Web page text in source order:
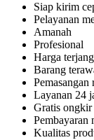
Siap kirim
Pelayanan
Amanah
Profesional
Harga
Barang
Layanan 24
Gratis
Pembayaran
Kualitas